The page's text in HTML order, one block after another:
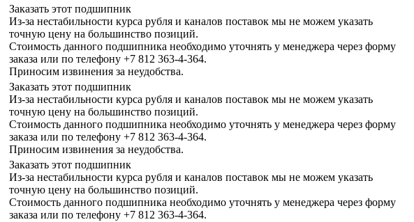
Заказать этот подшипник
Из-за нестабильности курса рубля и каналов поставок мы не можем указать
точную цену на большинство позиций.
Стоимость данного подшипника необходимо уточнять у менеджера через форму
заказа или по телефону +7 812 363-4-364.
Приносим извинения за неудобства.
Заказать этот подшипник
Из-за нестабильности курса рубля и каналов поставок мы не можем указать
точную цену на большинство позиций.
Стоимость данного подшипника необходимо уточнять у менеджера через форму
заказа или по телефону +7 812 363-4-364.
Приносим извинения за неудобства.
Заказать этот подшипник
Из-за нестабильности курса рубля и каналов поставок мы не можем указать
точную цену на большинство позиций.
Стоимость данного подшипника необходимо уточнять у менеджера через форму
заказа или по телефону +7 812 363-4-364.